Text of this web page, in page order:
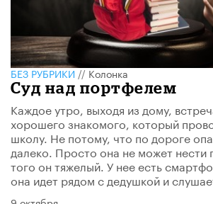
БЕЗ РУБРИКИ//Колонка
Суд над портфелем
Каждое утро, выходя из дому,
хорошего знакомого, который
школу. Не потому, что по дороге
далеко. Просто она не может нести
того он тяжелый. У нее есть
она идет рядом с дедушкой и